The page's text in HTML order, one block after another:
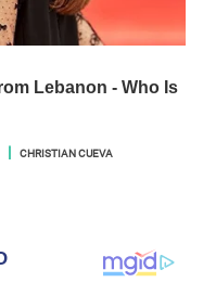
CHRISTIAN CUEVA